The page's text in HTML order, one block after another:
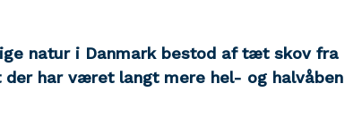
natur i Danmark bestod af tæt skov fra
har været langt mere hel- og halvåben